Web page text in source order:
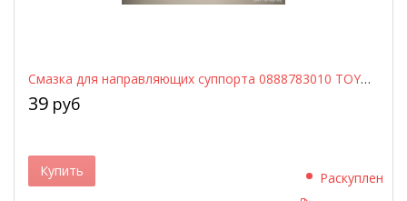
Смазка для направляющих суппорта 0888783010 TOYOTA
39 руб
Раскуплен
Купить